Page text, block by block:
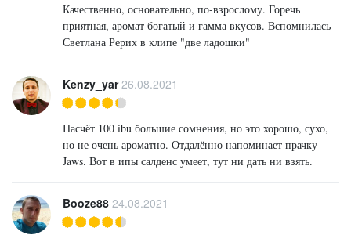
Качественно, основательно, по-взрослому. Горечь
приятная, аромат богатый и гамма вкусов. Вспомнилась
Светлана Рерих в клипе "две ладошки"
Kenzy_yar 26.08.2021
Насчёт 100 ibu большие сомнения, но это хорошо, сухо,
но не очень ароматно. Отдалённо напоминает прачку
Jaws. Вот в ипы салденс умеет, тут ни дать ни взять.
Booze88 24.08.2021